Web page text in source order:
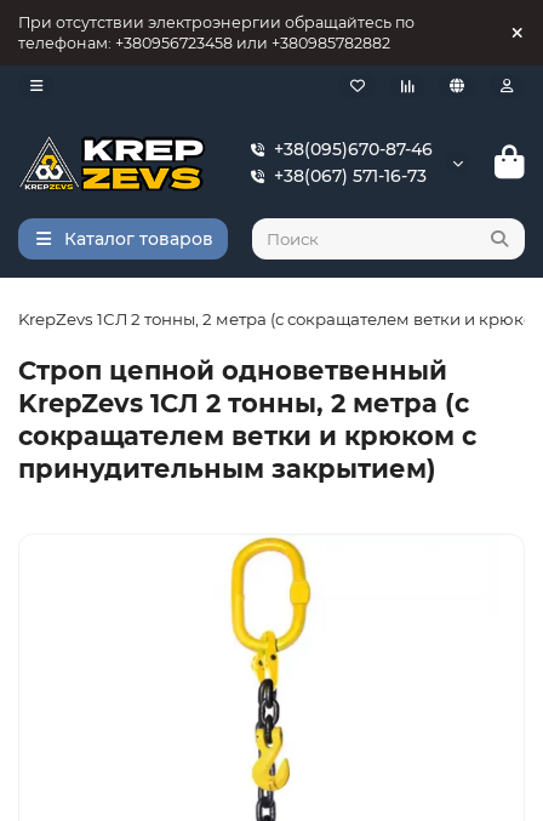
При отсутствии электроэнергии обращайтесь по
телефонам: +380956723458 или +380985782882
+38(095)670-87-46
+38(067) 571-16-73
Каталог товаров
KrepZevs 1СЛ 2 тонны, 2 метра (с сокращателем ветки и
Строп цепной одноветвенный
KrepZevs 1СЛ 2 тонны, 2 метра (с
сокращателем ветки и крюком с
принудительным закрытием)